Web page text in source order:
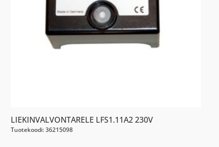
LIEKINVALVONTARELE LFS1.11A2 230V
Tuotekoodi: 36215098